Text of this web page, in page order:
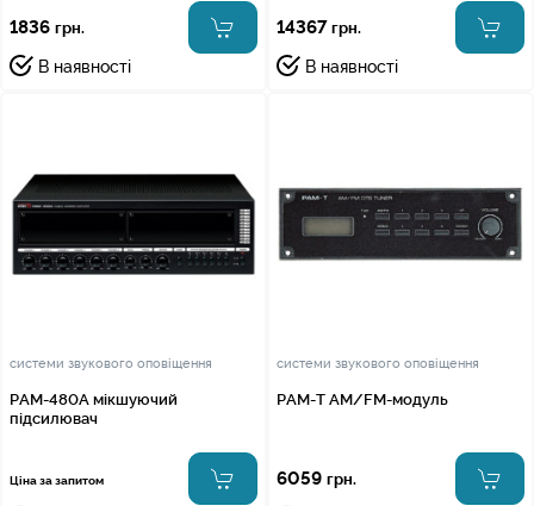
1836 грн.
В наявності
14367 грн.
В наявності
системи звукового оповіщення
PAM-480A мікшуючий
підсилювач
Ціна за запитом
системи звукового оповіщення
PAM-T AM/FM-модуль
6059 грн.